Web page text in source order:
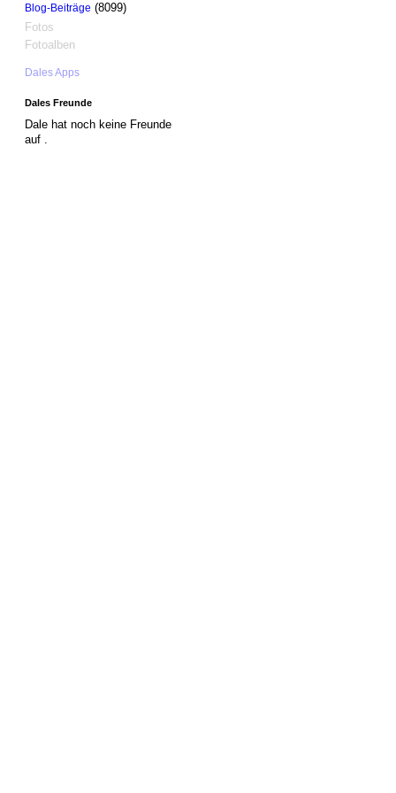
Blog-Beiträge (8099)
Fotos
Fotoalben
Dales Apps
Dales Freunde
Dale hat noch keine Freunde
auf .